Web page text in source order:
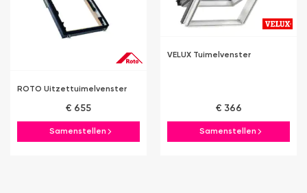
ROTO Uitzettuimelvenster
€ 655
Samenstellen
VELUX Tuimelvenster
€ 366
Samenstellen